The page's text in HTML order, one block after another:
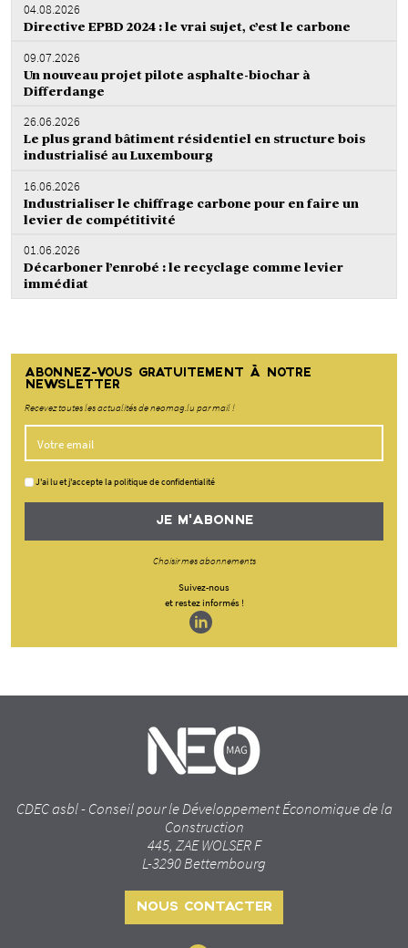
04.08.2026
Directive EPBD 2024 : le vrai sujet, c’est le carbone
09.07.2026
Un nouveau projet pilote asphalte-biochar à
Differdange
26.06.2026
Le plus grand bâtiment résidentiel en structure bois
industrialisé au Luxembourg
16.06.2026
Industrialiser le chiffrage carbone pour en faire un
levier de compétitivité
01.06.2026
Décarboner l’enrobé : le recyclage comme levier
immédiat
ABONNEZ-VOUS GRATUITEMENT À NOTRE
NEWSLETTER
Recevez toutes les actualités de neomag.lu par mail !
J'ai lu et j'accepte la politique de confidentialité
JE M'ABONNE
Choisir mes abonnements
Suivez-nous
et restez informés !
CDEC asbl - Conseil pour le Développement Économique de la
Construction
445, ZAE WOLSER F
L-3290 Bettembourg
NOUS CONTACTER